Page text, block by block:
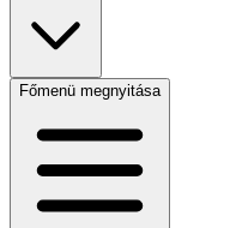
Főmenü megnyitása